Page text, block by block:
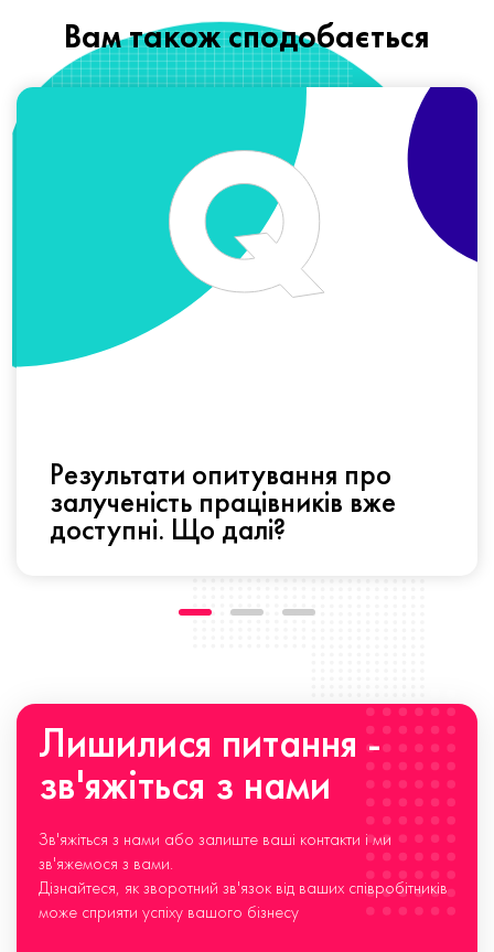
Вам також сподобається
Результати опитування про
залученість працівників вже
доступні. Що далі?
Лишилися питання -
зв'яжіться з нами
Зв'яжіться з нами або залиште ваші контакти і ми
зв'яжемося з вами.
Дізнайтеся, як зворотний зв'язок від ваших співробітників
може сприяти успіху вашого бізнесу